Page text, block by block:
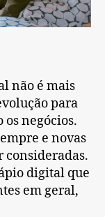
não é mais
para
os negócios.
e novas
consideradas.
digital que
em geral,